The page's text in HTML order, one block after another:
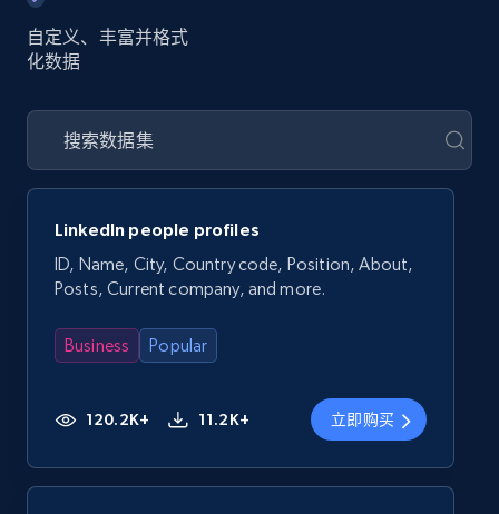
自定义、丰富并格式
化数据
LinkedIn people profiles
ID, Name, City, Country code, Position, About,
Posts, Current company, and more.
Business Popular
120.2K+ 11.2K+ 立即购买